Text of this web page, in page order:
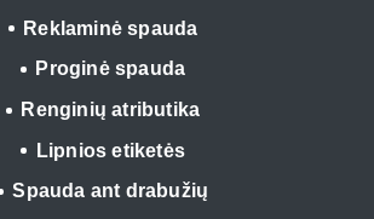
Reklaminė spauda
Proginė spauda
Renginių atributika
Lipnios etiketės
Spauda ant drabužių